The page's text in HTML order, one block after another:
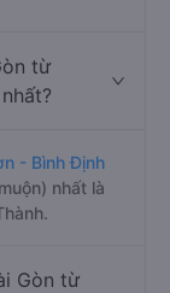
từ
- Bình Định
nhất là
Gòn từ